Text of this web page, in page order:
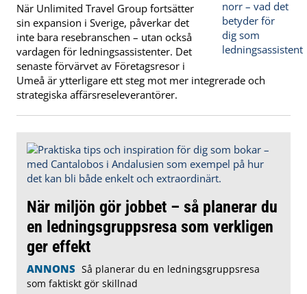
När Unlimited Travel Group fortsätter
sin expansion i Sverige, påverkar det
inte bara resebranschen – utan också
vardagen för ledningsassistenter. Det
senaste förvärvet av Företagsresor i
Umeå är ytterligare ett steg mot mer integrerade och
strategiska affärsreseleverantörer.
När miljön gör jobbet – så planerar du
en ledningsgruppsresa som verkligen
ger effekt
ANNONS Så planerar du en ledningsgruppsresa
som faktiskt gör skillnad